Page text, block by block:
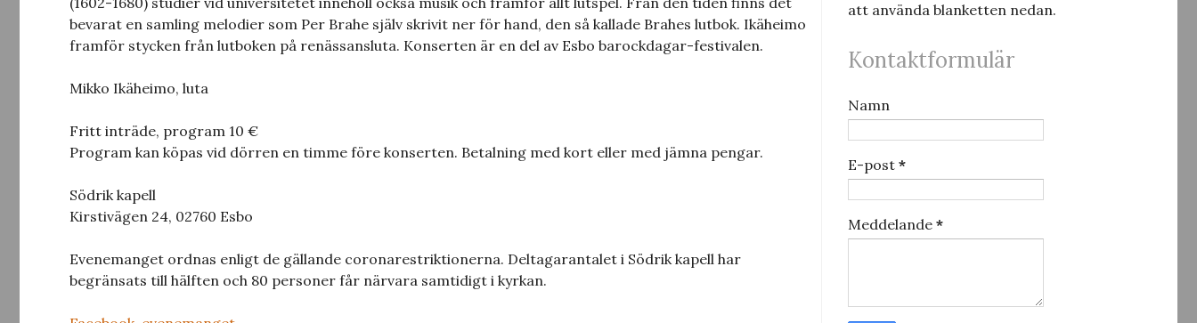
bevarat en samling melodier som Per Brahe själv skrivit ner för hand, den så kallade Brahes lutbok. Ikäheimo
framför stycken från lutboken på renässansluta. Konserten är en del av Esbo barockdagar-festivalen.
Mikko Ikäheimo, luta
Fritt inträde, program 10 €
Program kan köpas vid dörren en timme före konserten. Betalning med kort eller med jämna pengar.
Södrik kapell
Kirstivägen 24, 02760 Esbo
Evenemanget ordnas enligt de gällande coronarestriktionerna. Deltagarantalet i Södrik kapell har
begränsats till hälften och 80 personer får närvara samtidigt i kyrkan.
att använda blanketten nedan.
Kontaktformulär
Namn
E-post *
Meddelande *